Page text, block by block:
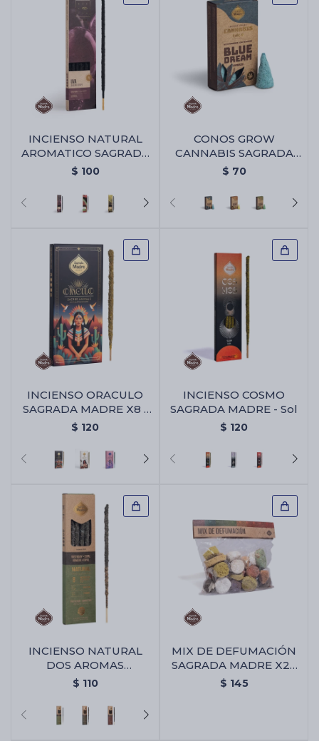
INCIENSO NATURAL
AROMATICO SAGRADA
MADRE - Uva
$ 100
CONOS GROW
CANNABIS SAGRADA
MADRE - Blue Dream
$ 70
INCIENSO ORACULO
SAGRADA MADRE X8 -
Animales Sagrados
$ 120
INCIENSO COSMO
SAGRADA MADRE - Sol
$ 120
INCIENSO NATURAL
DOS AROMAS
SAGRADA MADRE X8 -
$ 110
MIX DE DEFUMACIÓN
SAGRADA MADRE X25
UNIDADES - Mix De
$ 145